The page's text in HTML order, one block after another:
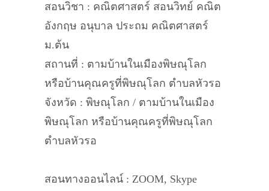
สอนวิชา : คณิตศาสตร์ สอนวิทย์ คณิต
อังกฤษ อนุบาล ประถม คณิตศาสตร์
ม.ต้น
สถานที่ : ตามบ้านในเมืองพิษณุโลก
หรือบ้านคุณครูที่พิษณุโลก ตำบลหัวรอ
จังหวัด : พิษณุโลก / ตามบ้านในเมือง
พิษณุโลก หรือบ้านคุณครูที่พิษณุโลก
ตำบลหัวรอ
สอนทางออนไลน์ : ZOOM, Skype